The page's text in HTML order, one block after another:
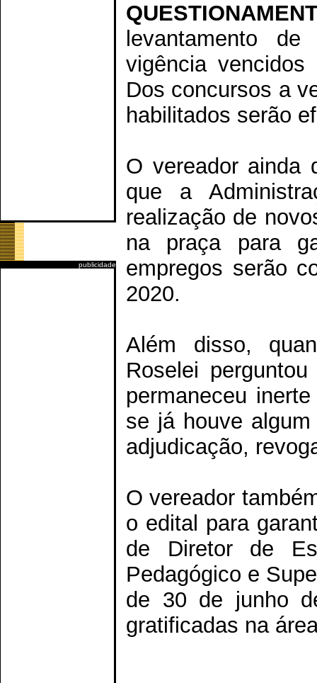
publicidade
levantamento
vigência
Dos concursos a
habilitados serão
O vereador ainda
que a
realização de
na praça para
empregos serão
2020.
Além disso,
Roselei
permaneceu
se já houve
adjudicação,
O vereador
o edital para
de Diretor de
Pedagógico e
de 30 de junho
gratificadas na